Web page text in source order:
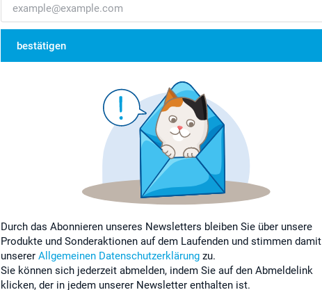
bestätigen
Durch das Abonnieren unseres Newsletters bleiben Sie über unsere
Produkte und Sonderaktionen auf dem Laufenden und stimmen damit
unserer Allgemeinen Datenschutzerklärung zu.
Sie können sich jederzeit abmelden, indem Sie auf den Abmeldelink
klicken, der in jedem unserer Newsletter enthalten ist.